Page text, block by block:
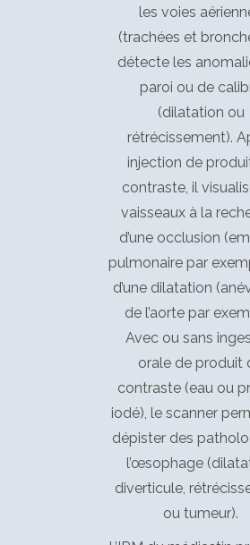
les voies
(trachées et
détecte les
paroi ou de
(dilatation ou
rétrécissement).
injection de
contraste, il
vaisseaux à la
d’une occlusion
pulmonaire par
d’une dilatation
de l’aorte par
Avec ou sans
orale de produit
contraste (eau ou
iodé), le scanner
dépister des
l’œsophage
diverticule,
ou tumeur).